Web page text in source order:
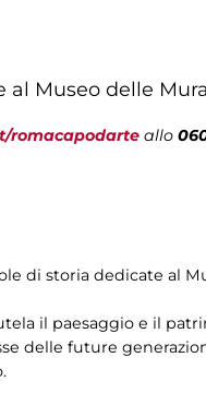
Museo delle
romacapodarte allo
di storia dedicate al
il paesaggio e il
delle future